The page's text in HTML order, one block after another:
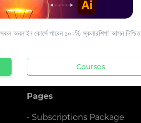
Pages
- Subscriptions Package
অনলাইন কোর্সে পাবেন ১০০% স্কলারশিপ! আসন নিশ্চিত
Courses